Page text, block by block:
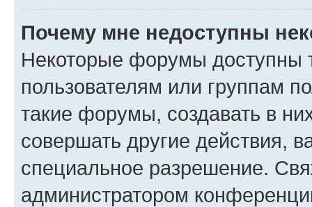
Почему мне недоступны
Некоторые форумы доступны
пользователям или группам
такие форумы, создавать в
совершать другие действия,
специальное разрешение.
администратором